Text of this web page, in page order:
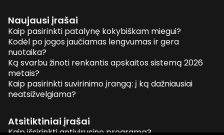
Naujausi įrašai
Kaip pasirinkti patalynę kokybiškam miegui?
Kodėl po jogos jaučiamas lengvumas ir gera
nuotaika?
Ką svarbu žinoti renkantis apskaitos sistemą 2026
metais?
Kaip pasirinkti suvirinimo įrangą: į ką dažniausiai
neatsižvelgiama?
Atsitiktiniai įrašai
Kaip išsirinkti antivirusinę programą?